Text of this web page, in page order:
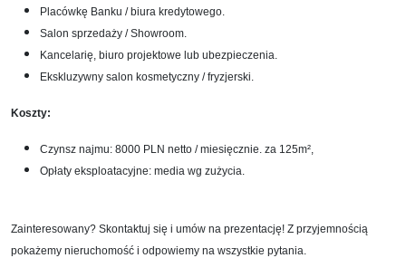
Placówkę Banku / biura kredytowego.
Salon sprzedaży / Showroom.
Kancelarię, biuro projektowe lub ubezpieczenia.
Ekskluzywny salon kosmetyczny / fryzjerski.
Koszty:
Czynsz najmu: 8000 PLN netto / miesięcznie. za 125m²,
Opłaty eksploatacyjne: media wg zużycia.
Zainteresowany? Skontaktuj się i umów na prezentację! Z przyjemnością
pokażemy nieruchomość i odpowiemy na wszystkie pytania.